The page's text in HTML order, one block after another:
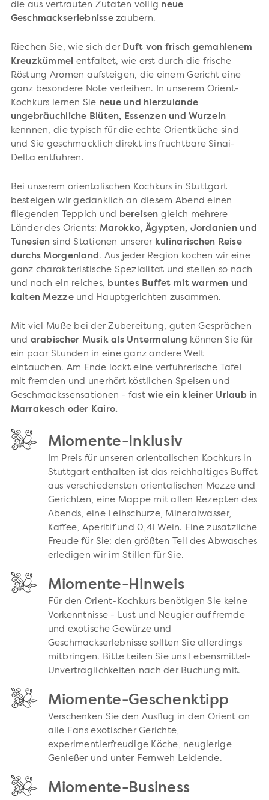
die aus vertrauten Zutaten völlig neue
Geschmackserlebnissezaubern.
Riechen Sie, wie sich der Duft von frisch gemahlenem
Kreuzkümmel entfaltet, wie erst durch die frische
Röstung Aromen aufsteigen, die einem Gericht eine
ganz besondere Note verleihen. In unserem Orient-
Kochkurs lernen Sie neue und hierzulande
ungebräuchliche Blüten, Essenzen und Wurzeln
kennnen, die typisch für die echte Orientküche sind
und Sie geschmacklich direkt ins fruchtbare Sinai-
Delta entführen.
Bei unserem orientalischen Kochkurs in Stuttgart
besteigen wir gedanklich an diesem Abend einen
fliegenden Teppich und bereisen gleich mehrere
Länder des Orients: Marokko, Ägypten, Jordanien und
Tunesien sind Stationen unserer kulinarischen Reise
durchs Morgenland. Aus jeder Region kochen wir eine
ganz charakteristische Spezialität und stellen so nach
und nach ein reiches, buntes Buffet mit warmen und
kalten Mezzeund Hauptgerichten zusammen.
Mit viel Muße bei der Zubereitung, guten Gesprächen
und arabischer Musik als Untermalung können Sie für
ein paar Stunden in eine ganz andere Welt
eintauchen. Am Ende lockt eine verführerische Tafel
mit fremden und unerhört köstlichen Speisen und
Geschmackssensationen - fastwie ein kleiner Urlaub in
Marrakesch oder Kairo.
Miomente-Inklusiv
Im Preis für unseren orientalischen Kochkurs in
Stuttgart enthalten ist das reichhaltiges Buffet
aus verschiedensten orientalischen Mezze und
Gerichten, eine Mappe mit allen Rezepten des
Abends, eine Leihschürze, Mineralwasser,
Kaffee, Aperitif und 0,4l Wein. Eine zusätzliche
Freude für Sie: den größten Teil des Abwasches
erledigen wir im Stillen für Sie.
Miomente-Hinweis
Für den Orient-Kochkurs benötigen Sie keine
Vorkenntnisse - Lust und Neugier auf fremde
und exotische Gewürze und
Geschmackserlebnisse sollten Sie allerdings
mitbringen. Bitte teilen Sie uns Lebensmittel-
Unverträglichkeiten nach der Buchung mit.
Miomente-Geschenktipp
Verschenken Sie den Ausflug in den Orient an
alle Fans exotischer Gerichte,
experimentierfreudige Köche, neugierige
Genießer und unter Fernweh Leidende.
Miomente-Business